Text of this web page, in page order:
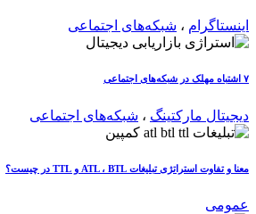
اینستاگرام ، شبکه‌های اجتماعی
۷ اشتباه مهلک در شبکه‌های اجتماعی
دیجیتال مارکتینگ ، شبکه‌های اجتماعی
معنا و تفاوت استراتژی تبلیغات ATL ، BTL و TTL در چیست؟
عمومی